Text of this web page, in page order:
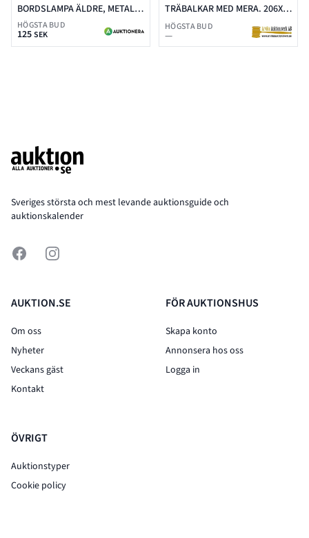
BORDSLAMPA ÄLDRE, METALL.
H:39,5CM.
HÖGSTA BUD
125SEK
TRÄBALKAR MED MERA. 206X
17X 17CM LÄNGSTA DELEN.
HÖGSTA BUD
—
Sveriges största och mest levande auktionsguide och
auktionskalender
FacebookInstagram
AUKTION.SE
Om oss
Nyheter
Veckans gäst
Kontakt
ÖVRIGT
Auktionstyper
Cookie policy
FÖR AUKTIONSHUS
Skapa konto
Annonsera hos oss
Logga in